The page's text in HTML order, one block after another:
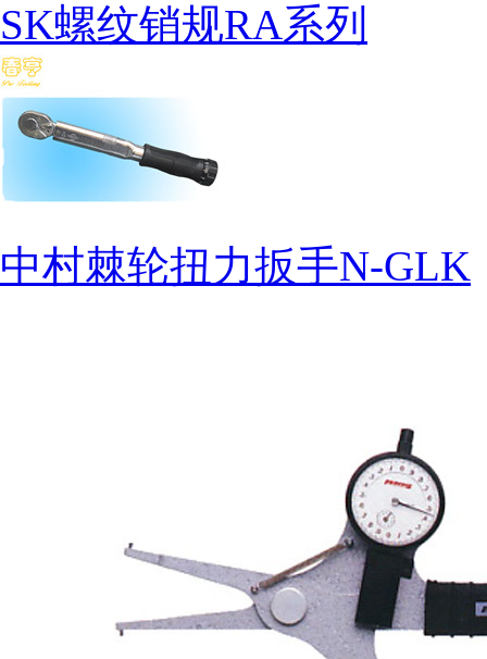
SK螺纹销规RA系列
中村棘轮扭力扳手N-GLK